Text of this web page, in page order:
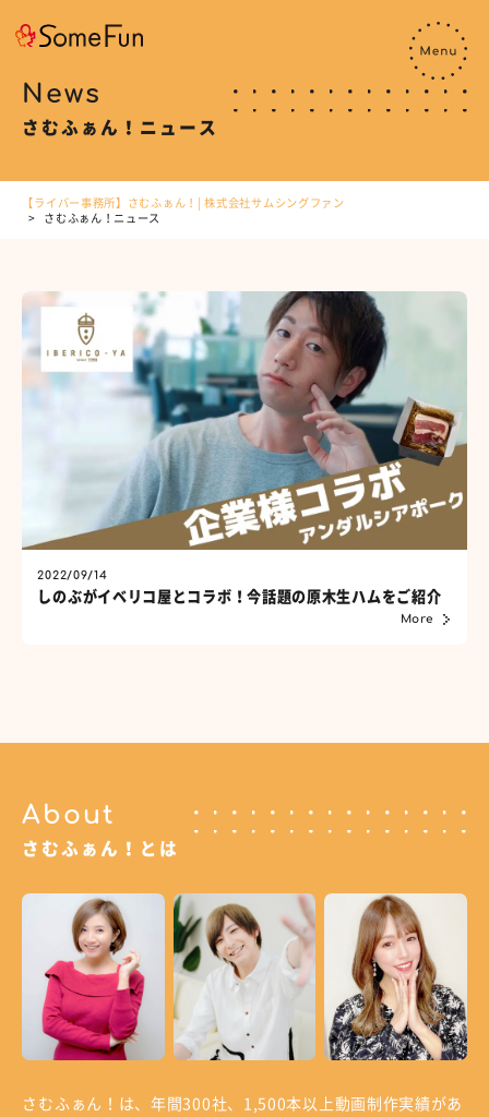
News
さむふぁん！ニュース
【ライバー事務所】さむふぁん！| 株式会社サムシングファン
さむふぁん！ニュース
2022/09/14
しのぶがイベリコ屋とコラボ！今話題の原木生ハムをご紹介
More
About
さむふぁん！とは
さむふぁん！は、年間300社、1,500本以上動画制作実績があ